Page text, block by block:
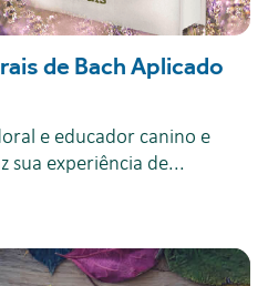
de Bach Aplicado
e educador canino e
sua experiência de...